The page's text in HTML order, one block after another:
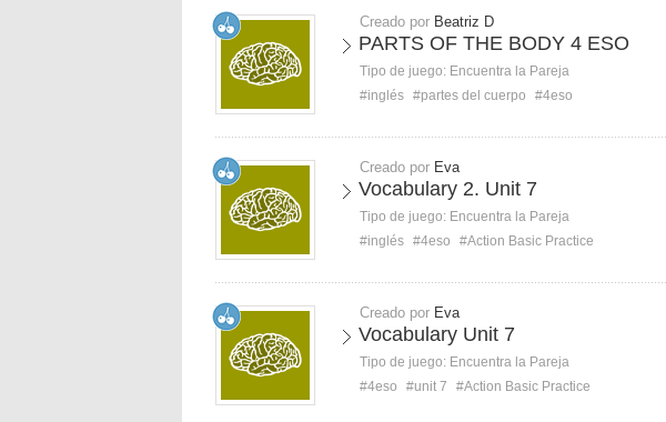
Creado por Beatriz D
PARTS OF THE BODY 4 ESO
Tipo de juego: Encuentra la Pareja
#inglés #partes del cuerpo #4eso
Creado por Eva
Vocabulary 2. Unit 7
Tipo de juego: Encuentra la Pareja
#inglés #4eso #Action Basic Practice
Creado por Eva
Vocabulary Unit 7
Tipo de juego: Encuentra la Pareja
#4eso
#unit 7 #Action Basic Practice